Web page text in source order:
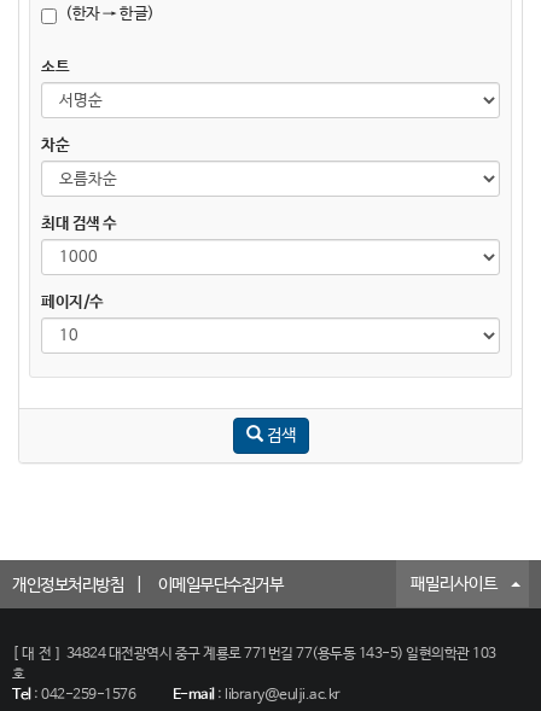
(한자 → 한글)
소트
차순
최대 검색 수
페이지/수
검색
개인정보처리방침 이메일무단수집거부 패밀리사이트
[대전]
34824 대전광역시 중구 계룡로 771번길 77(용두동 143-5) 일현의학관 103
호
Tel: 042-259-1576 E-mail: library@eulji.ac.kr